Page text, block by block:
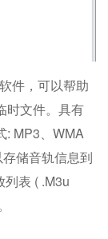
件，可以帮助
时文件。具有
: MP3、WMA
储音轨信息到
表 ( .m3u